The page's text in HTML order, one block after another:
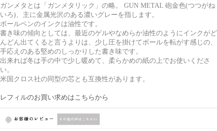
ガンメタとは「ガンメタリック」の略。 GUN METAL 砲金色(つつがね
いろ)、主に金属光沢のある濃いグレーを指します。
ボールペンのインクは油性です。
書き味の傾向としては、最近のゲルやなめらか油性のようにインクがど
んどん出てくると言うよりは、少し圧を掛けてボールを転がす感じの、
手応えのある堅めのしっかりした書き味です。
出来れば冬は手の中で少し暖めて、柔らかめの紙の上でお使いくださ
い。
米国クロス社の同型の芯とも互換性があります。
レフィルのお買い求めはこちらから